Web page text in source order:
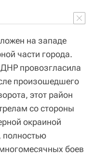
на западе
части города.
провозгласила
произошедшего
этот район
со стороны
окраиной
полностью
боев